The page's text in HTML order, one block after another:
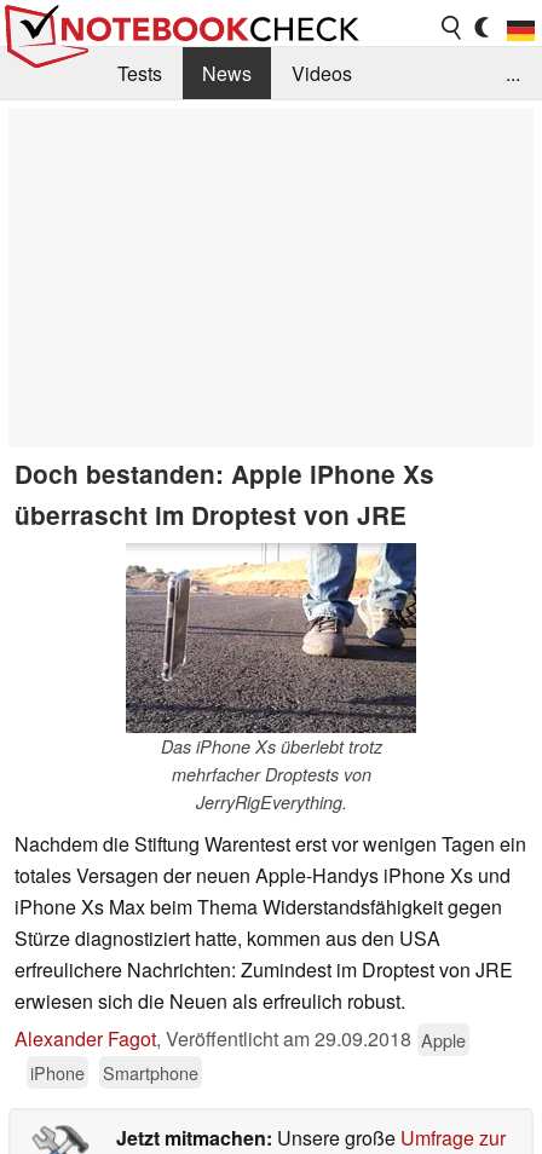
Tests News
Videos
...
Doch bestanden: Apple iPhone Xs
überrascht im Droptest von JRE
Das iPhone Xs überlebt trotz
mehrfacher Droptests von
JerryRigEverything.
Nachdem die Stiftung Warentest erst vor wenigen Tagen ein
totales Versagen der neuen Apple-Handys iPhone Xs und
iPhone Xs Max beim Thema Widerstandsfähigkeit gegen
Stürze diagnostiziert hatte, kommen aus den USA
erfreulichere Nachrichten: Zumindest im Droptest von JRE
erwiesen sich die Neuen als erfreulich robust.
Alexander Fagot, Veröffentlicht am29.09.2018 Apple
iPhone
Smartphone
Jetzt mitmachen: Unsere große Umfrage zur